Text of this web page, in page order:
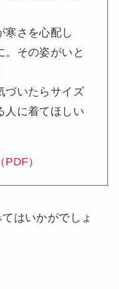
寒さを心配し
。その姿がいと
づいたらサイズ
人に着てほしい
）
はいかがでしょ